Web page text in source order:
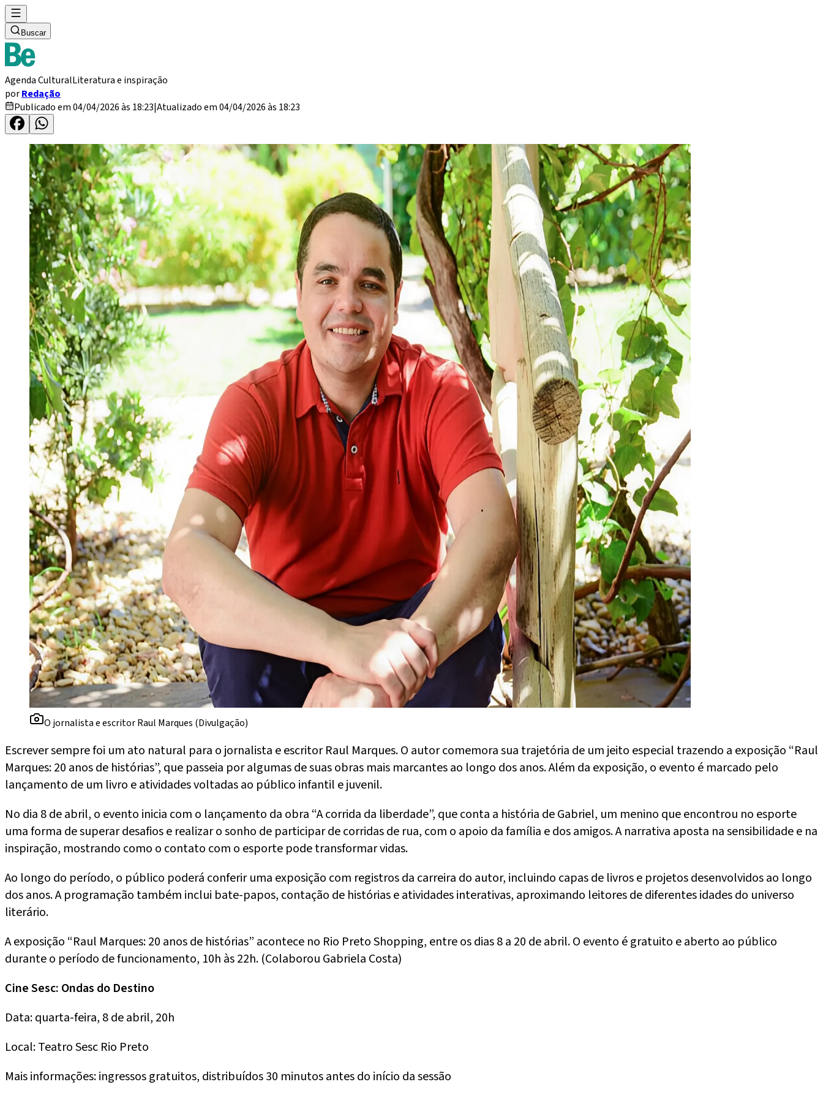
Buscar
Agenda CulturalLiteratura e inspiração
porRedação
Publicado em 04/04/2026 às 18:23|Atualizado em 04/04/2026 às 18:23
O jornalista e escritor Raul Marques (Divulgação)
Escrever sempre foi um ato natural para o jornalista e escritor Raul Marques. O autor comemora sua trajetória de um jeito especial trazendo a exposição “Raul
Marques: 20 anos de histórias”, que passeia por algumas de suas obras mais marcantes ao longo dos anos. Além da exposição, o evento é marcado pelo
lançamento de um livro e atividades voltadas ao público infantil e juvenil.
No dia 8 de abril, o evento inicia com o lançamento da obra “A corrida da liberdade”, que conta a história de Gabriel, um menino que encontrou no esporte
uma forma de superar desafios e realizar o sonho de participar de corridas de rua, com o apoio da família e dos amigos. A narrativa aposta na sensibilidade e na
inspiração, mostrando como o contato com o esporte pode transformar vidas.
Ao longo do período, o público poderá conferir uma exposição com registros da carreira do autor, incluindo capas de livros e projetos desenvolvidos ao longo
dos anos. A programação também inclui bate-papos, contação de histórias e atividades interativas, aproximando leitores de diferentes idades do universo
literário.
A exposição “Raul Marques: 20 anos de histórias” acontece no Rio Preto Shopping, entre os dias 8 a 20 de abril. O evento é gratuito e aberto ao público
durante o período de funcionamento, 10h às 22h. (Colaborou Gabriela Costa)
Cine Sesc: Ondas do Destino
Data: quarta-feira, 8 de abril, 20h
Local: Teatro Sesc Rio Preto
Mais informações: ingressos gratuitos, distribuídos 30 minutos antes do início da sessão